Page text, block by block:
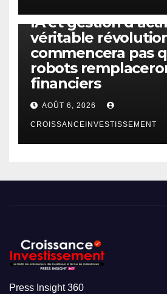
IA et gestion
véritable
commencera pas
robots
financiers
AOÛT 6, 2026
CROISSANCEINVESTISSEMENT
Press Insight 360